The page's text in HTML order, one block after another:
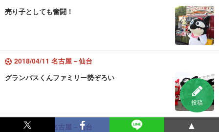
投稿
売り子としても奮闘！
2018/04/11 名古屋－仙台
グランパスくんファミリー勢ぞろい
2018/04/11 名古屋－仙台 ▲